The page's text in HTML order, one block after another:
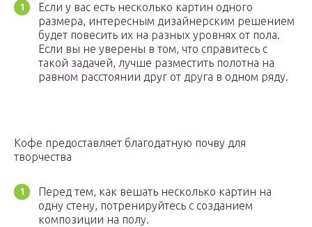
Если у вас есть несколько картин одного
размера, интересным дизайнерским решением
будет повесить их на разных уровнях от пола.
Если вы не уверены в том, что справитесь с
такой задачей, лучше разместить полотна на
равном расстоянии друг от друга в одном ряду.
Кофе предоставляет благодатную почву для
творчества
Перед тем, как вешать несколько картин на
одну стену, потренируйтесь с созданием
композиции на полу.